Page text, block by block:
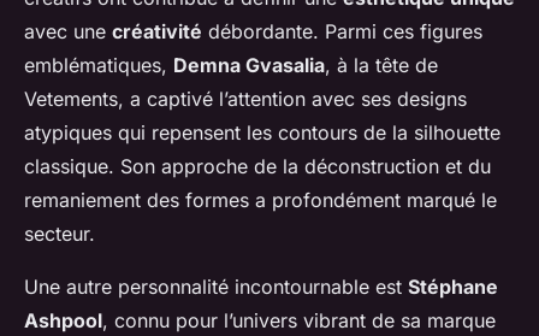
avec une créativité débordante. Parmi ces figures
emblématiques, Demna Gvasalia, à la tête de
Vetements, a captivé l’attention avec ses designs
atypiques qui repensent les contours de la silhouette
classique. Son approche de la déconstruction et du
remaniement des formes a profondément marqué le
secteur.
Une autre personnalité incontournable est Stéphane
Ashpool, connu pour l’univers vibrant de sa marque